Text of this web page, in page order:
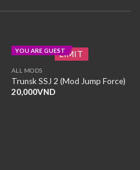
LIMIT
YOU ARE GUEST
ALL MODS
Trunsk SSJ 2 (Mod Jump Force)
20,000VND